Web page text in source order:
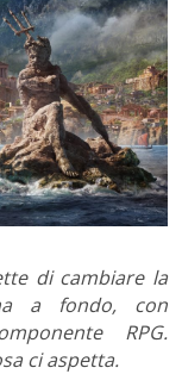
di cambiare la
a fondo, con
RPG.
ci aspetta.